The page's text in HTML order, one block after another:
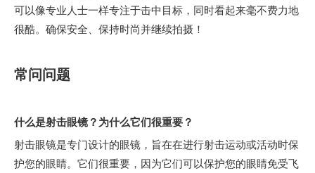
可以像专业人士一样专注于击中目标，同时看起来毫不费力地
很酷。确保安全、保持时尚并继续拍摄！
常问问题
什么是射击眼镜？为什么它们很重要？
射击眼镜是专门设计的眼镜，旨在在进行射击运动或活动时保
护您的眼睛。它们很重要，因为它们可以保护您的眼睛免受飞